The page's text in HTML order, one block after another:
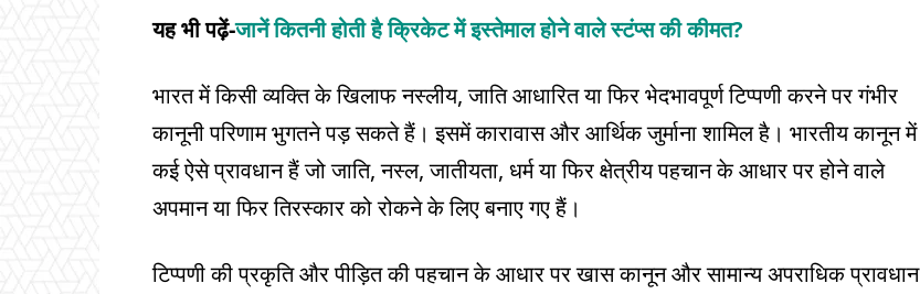
यह भी पढ़ें-जानें कितनी होती है क्रिकेट में इस्तेमाल होने वाले स्टंप्स की कीमत?
भारत में किसी व्यक्ति के खिलाफ नस्लीय, जाति आधारित या फिर भेदभावपूर्ण टिप्पणी करने पर गंभीर
कानूनी परिणाम भुगतने पड़ सकते हैं। इसमें कारावास और आर्थिक जुर्माना शामिल है। भारतीय कानून में
कई ऐसे प्रावधान हैं जो जाति, नस्ल, जातीयता, धर्म या फिर क्षेत्रीय पहचान के आधार पर होने वाले
अपमान या फिर तिरस्कार को रोकने के लिए बनाए गए हैं।
टिप्पणी की प्रकृति और पीड़ित की पहचान के आधार पर खास कानून और सामान्य अपराधिक प्रावधान